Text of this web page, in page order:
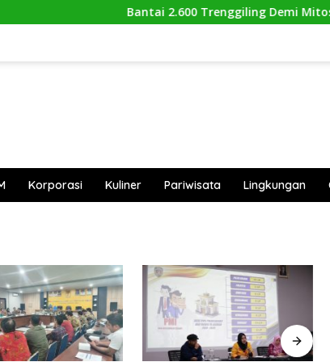
Bantai 2.600 Trenggiling Demi Mitos
Korporasi Kuliner Pariwisata Lingkungan